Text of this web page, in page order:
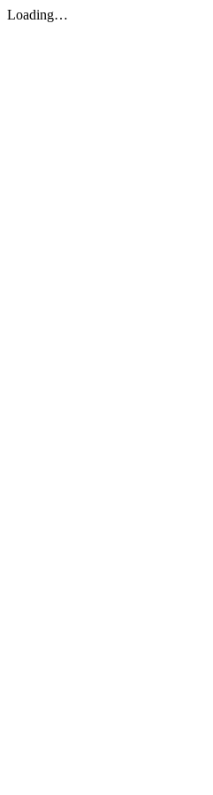
Loading…